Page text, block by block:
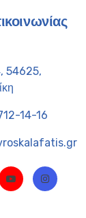
54625,
14-16